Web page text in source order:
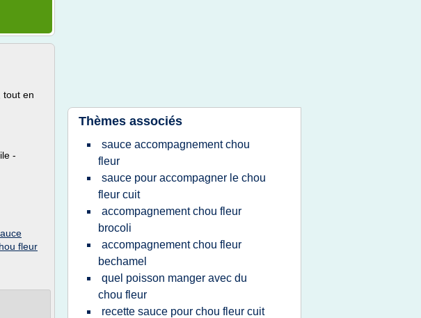
tout en
-
fleur
Thèmes associés
sauce accompagnement chou
fleur
sauce pour accompagner le chou
fleur cuit
accompagnement chou fleur
brocoli
accompagnement chou fleur
bechamel
quel poisson manger avec du
chou fleur
recette sauce pour chou fleur cuit